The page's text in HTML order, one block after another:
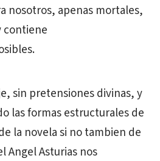
nosotros, apenas mortales,
contiene
sin pretensiones divinas, y
las formas estructurales de
la novela si no tambien de
Angel Asturias nos